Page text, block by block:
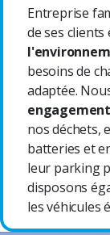
Entreprise
de ses clients
besoins de
adaptée.
nos déchets,
batteries et
leur parking
disposons
les véhicules